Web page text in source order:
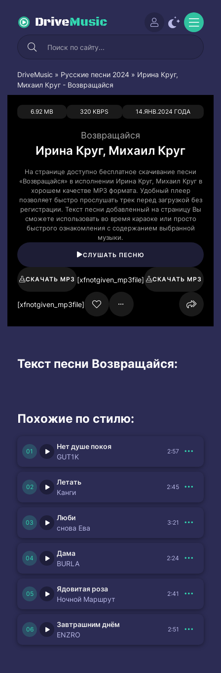
DriveMusic
DriveMusic » Русские песни 2024 » Ирина Круг,
Михаил Круг - Возвращайся
6.92 MB 320 KBPS 14.ЯНВ.2024 ГОДА
0 0
Возвращайся
Ирина Круг, Михаил Круг
На странице доступно бесплатное скачивание песни
«Возвращайся» в исполнении Ирина Круг, Михаил Круг в
хорошем качестве MP3 формата. Удобный плеер
позволяет быстро прослушать трек перед загрузкой без
регистрации. Текст песни добавленный на страницу Вы
сможете использовать во время караоке или просто
быстрого ознакомления с содержанием выбранной
музыки.
СЛУШАТЬ ПЕСНЮ
СКАЧАТЬ MP3 [xfnotgiven_mp3file] СКАЧАТЬ MP3
[xfnotgiven_mp3file]
Текст песни Возвращайся:
Похожие по стилю:
Нет душе покоя
GUT1K
2:57
Летать
Канги
2:45
Люби
снова Ева
3:21
Дама
BURLA
2:24
Ядовитая роза
Ночной Маршрут
2:41
Завтрашним днём
ENZRO
2:51